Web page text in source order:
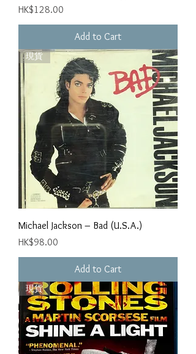
Price
HK$128.00
Add to Cart
現貨
Michael Jackson ‎– Bad (U.S.A.)
Price
HK$98.00
Add to Cart
現貨